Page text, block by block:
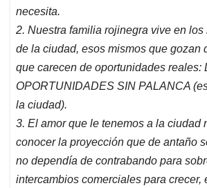
necesita.
2. Nuestra familia rojinegra vive en
de la ciudad, esos mismos que gozan
que carecen de oportunidades reales:
OPORTUNIDADES SIN PALANCA
la ciudad).
3. El amor que le tenemos a la ciudad
conocer la proyección que de antaño
no dependía de contrabando para
intercambios comerciales para crecer,